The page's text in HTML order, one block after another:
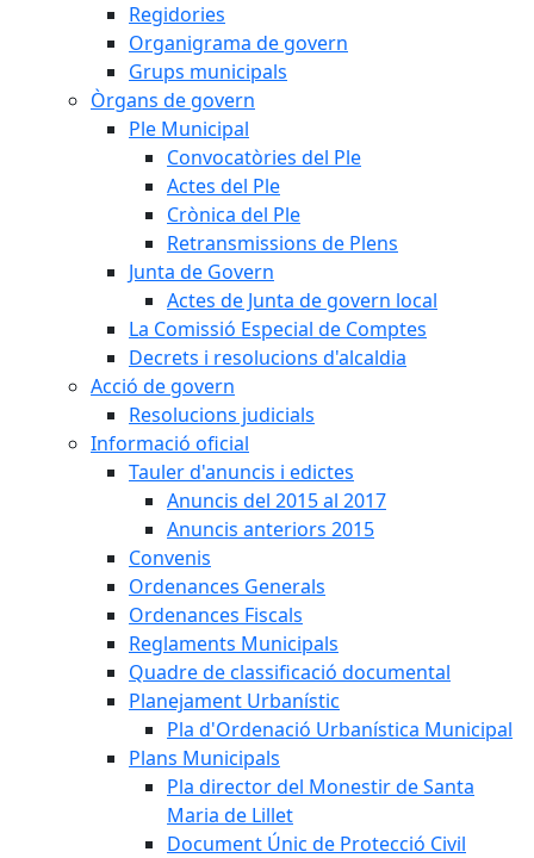
Regidories
Organigrama de govern
Grups municipals
Òrgans de govern
Ple Municipal
Convocatòries del Ple
Actes del Ple
Crònica del Ple
Retransmissions de Plens
Junta de Govern
Actes de Junta de govern local
La Comissió Especial de Comptes
Decrets i resolucions d'alcaldia
Acció de govern
Resolucions judicials
Informació oficial
Tauler d'anuncis i edictes
Anuncis del 2015 al 2017
Anuncis anteriors 2015
Convenis
Ordenances Generals
Ordenances Fiscals
Reglaments Municipals
Quadre de classificació documental
Planejament Urbanístic
Pla d'Ordenació Urbanística Municipal
Plans Municipals
Pla director del Monestir de Santa
Maria de Lillet
Document Únic de Protecció Civil